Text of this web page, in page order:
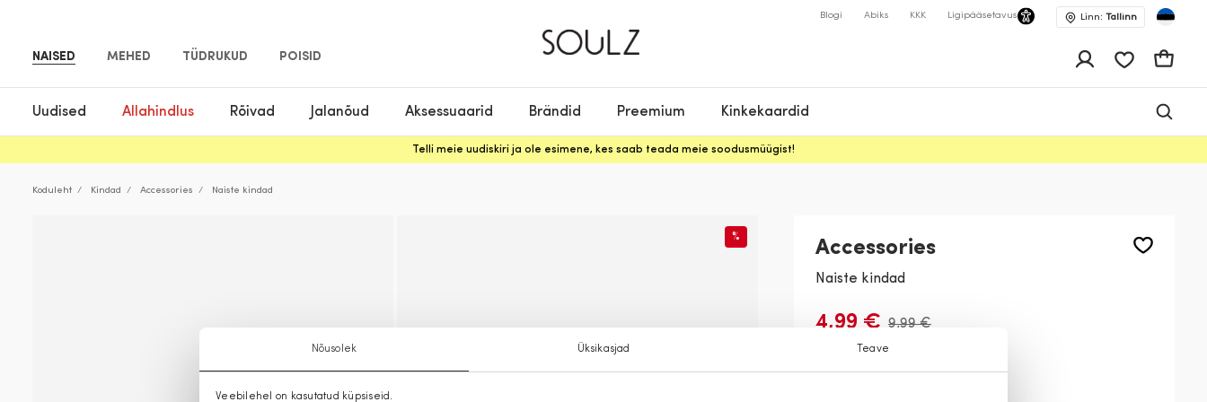
Nõusolek Üksikasjad Teave
Veebilehel on kasutatud küpsiseid.
NAISED MEHED TÜDRUKUD POISID
Blogi Abiks KKK Ligipääsetavus Linn: Tallinn
Uudised Allahindlus Rõivad Jalanõud Aksessuaarid Brändid Preemium Kinkekaardid
Telli meie uudiskiri ja ole esimene, kes saab teada meie soodusmüügist!
Koduleht Kindad Accessories Naiste kindad
%
Accessories
Naiste kindad
4,99 € 9,99 €